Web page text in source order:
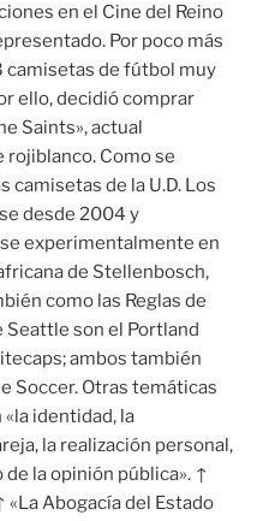
en el Cine del Reino
Por poco más
camisetas de fútbol muy
ello, decidió comprar
Saints», actual
rojiblanco. Como se
de la U.D. Los
desde 2004 y
experimentalmente en
de Stellenbosch,
como las Reglas de
Seattle son el Portland
ambos también
Soccer. Otras temáticas
identidad, la
la realización personal,
la opinión pública». ↑
«La Abogacía del Estado